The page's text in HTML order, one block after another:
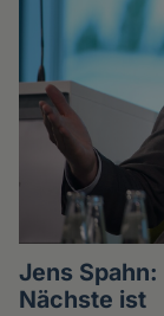
Jens
Nächste ist